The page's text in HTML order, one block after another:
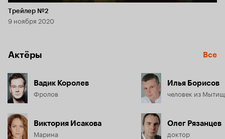
Длительность 45 сек
Трейлер №2
9 ноября 2020
Актёры Все
Вадик Королев
Фролов
Виктория Исакова
Марина
Илья Борисов
человек из Мытищ
Олег Рязанцев
доктор